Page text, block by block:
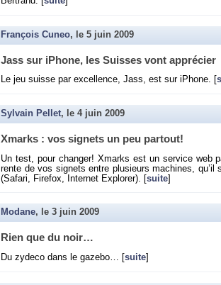
François Cuneo, le 5 juin 2009
Jass sur iPhone, les Suisses vont ap­pré­cier
Le jeu suisse par ex­cel­lence, Jass, est sur iPhone. [
Sylvain Pellet, le 4 juin 2009
Xmarks : vos si­gnets un peu par­tout!
Un test, pour chan­ger! Xmarks est un ser­vice web
rente de vos si­gnets entre plu­sieurs ma­chines,
(Sa­fari, Fi­re­fox, In­ter­net Ex­plo­rer). [suite]
Modane, le 3 juin 2009
Rien que du noir…
Du zy­deco dans le ga­zebo… [ suite